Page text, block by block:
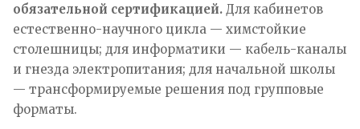
обязательной сертификацией. Для кабинетов
естественно-научного цикла — химстойкие
столешницы; для информатики — кабель-каналы
и гнезда электропитания; для начальной школы
— трансформируемые решения под групповые
форматы.